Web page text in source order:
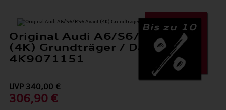
Bis zu 10
Original Audi A6/S6/RS6 Avant
(4K) Grundträger / Dachträger
4K9071151
UVP340,00 €
306,90 €